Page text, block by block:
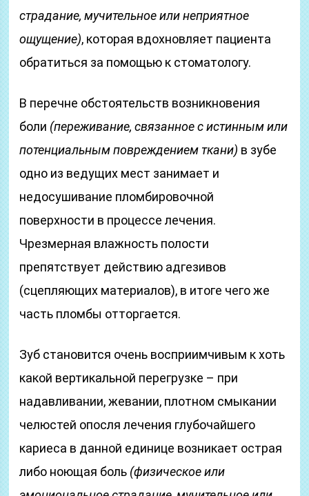
страдание, мучительное или неприятное
ощущение), которая вдохновляет пациента
обратиться за помощью к стоматологу.
В перечне обстоятельств возникновения
боли (переживание, связанное с истинным или
потенциальным повреждением ткани) в зубе
одно из ведущих мест занимает и
недосушивание пломбировочной
поверхности в процессе лечения.
Чрезмерная влажность полости
препятствует действию адгезивов
(сцепляющих материалов), в итоге чего же
часть пломбы отторгается.
Зуб становится очень восприимчивым к хоть
какой вертикальной перегрузке – при
надавливании, жевании, плотном смыкании
челюстей опосля лечения глубочайшего
кариеса в данной единице возникает острая
либо ноющая боль (физическое или